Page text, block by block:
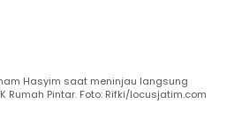
Hasyim saat meninjau langsung
Pintar. Foto: Rifki/locusjatim.com